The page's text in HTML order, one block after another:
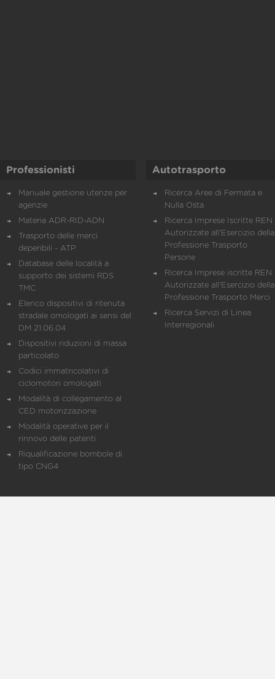
Professionisti
Manuale gestione utenze per
agenzie
Materia ADR-RID-ADN
Trasporto delle merci
deperibili - ATP
Database delle località a
supporto dei sistemi RDS
TMC
Elenco dispositivi di ritenuta
stradale omologati ai sensi del
DM 21.06.04
Dispositivi riduzioni di massa
particolato
Codici immatricolativi di
ciclomotori omologati
Modalità di collegamento al
CED motorizzazione
Modalità operative per il
rinnovo delle patenti
Riqualificazione bombole di
tipo CNG4
Autotrasporto
Ricerca Aree di Fermata e
Nulla Osta
Ricerca Imprese Iscritte REN
Autorizzate all'Esercizio della
Professione Trasporto
Persone
Ricerca Imprese iscritte REN
Autorizzate all'Esercizio della
Professione Trasporto Merci
Ricerca Servizi di Linea
Interregionali